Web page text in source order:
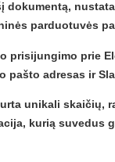
dokumentą,
parduotuvės
prisijungimo prie
pašto adresas ir
unikali skaičių,
kurią suvedus